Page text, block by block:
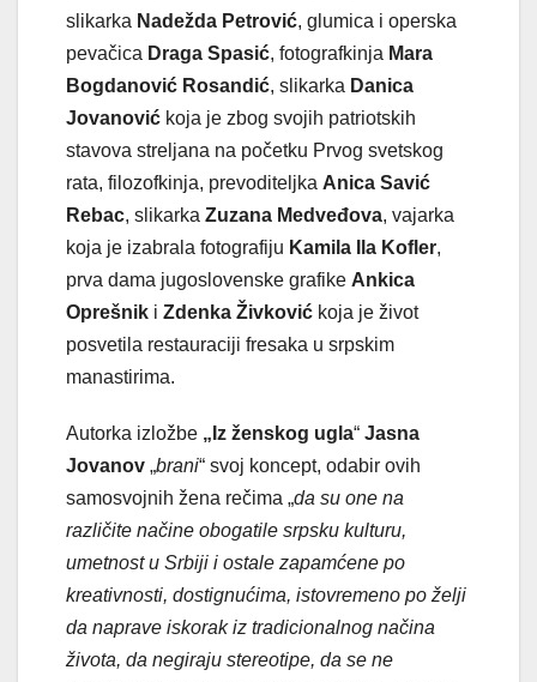
slikarka Nadežda Petrović, glumica i operska
pevačica Draga Spasić, fotografkinja Mara
Bogdanović Rosandić, slikarka Danica
Jovanović koja je zbog svojih patriotskih
stavova streljana na početku Prvog svetskog
rata, filozofkinja, prevoditeljka Anica Savić
Rebac, slikarka Zuzana Medveđova, vajarka
koja je izabrala fotografiju Kamila Ila Kofler,
prva dama jugoslovenske grafike Ankica
Oprešnik i Zdenka Živković koja je život
posvetila restauraciji fresaka u srpskim
manastirima.
Autorka izložbe „Iz ženskog ugla“ Jasna
Jovanov „brani“ svoj koncept, odabir ovih
samosvojnih žena rečima „da su one na
različite načine obogatile srpsku kulturu,
umetnost u Srbiji i ostale zapamćene po
kreativnosti, dostignućima, istovremeno po želji
da naprave iskorak iz tradicionalnog načina
života, da negiraju stereotipe, da se ne